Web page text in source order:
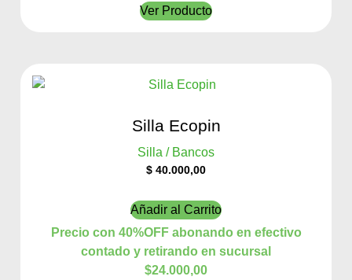
Ver Producto
Silla Ecopin
Silla / Bancos
$ 40.000,00
Añadir al Carrito
Precio con 40%OFF abonando en efectivo
contado y retirando en sucursal
$24.000,00